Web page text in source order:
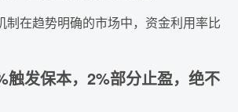
制在趋势明确的市场中，资金利用率比
触发保本，2%部分止盈，绝不